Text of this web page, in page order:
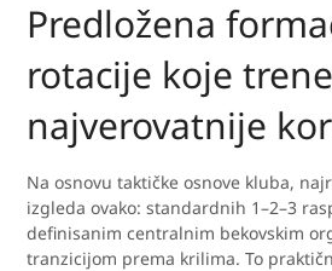
Predložena
rotacije koje
najverovatnije
Na osnovu taktičke osnove kluba,
izgleda ovako: standardnih 1–2–3
definisanim centralnim bekovskim
tranzicijom prema krilima. To